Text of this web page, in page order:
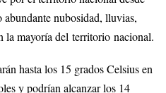
nubosidad, lluvias,
la mayoría del territorio nacional.
hasta los 15 grados Celsius en
y podrían alcanzar los 14